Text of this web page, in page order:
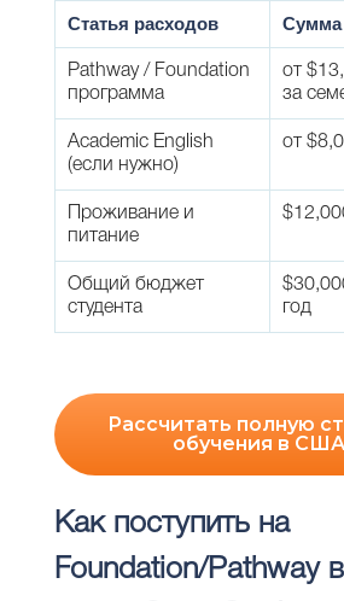
Статья расходов Сумма
Pathway / Foundation
программа
от
за
Academic English
(если нужно)
от
Проживание и
питание
Общий бюджет
студента
год
Рассчитать полную
обучения в
Как поступить на
Foundation/